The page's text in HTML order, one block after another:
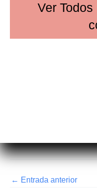
Ver
← Entrada anterior